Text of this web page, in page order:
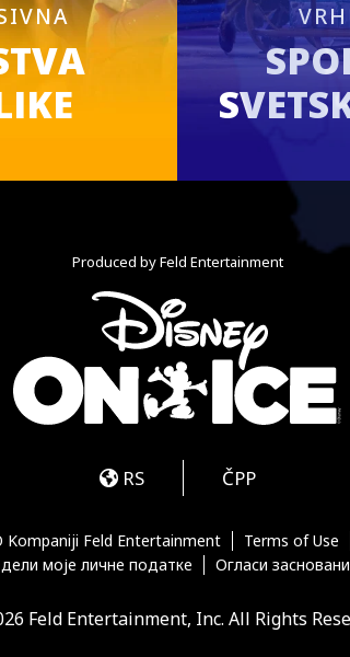
Produced by Feld Entertainment
RS ČPP
Kompaniji Feld Entertainment Terms of Use
моје личне податке
Огласи
Feld Entertainment, Inc. All Rights